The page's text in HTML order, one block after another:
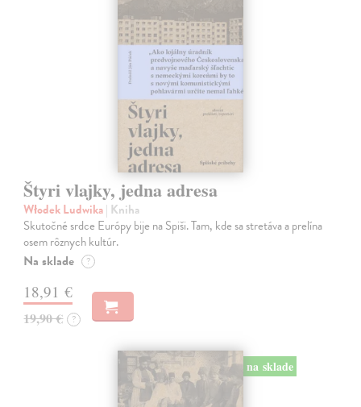
Štyri vlajky, jedna adresa
Włodek Ludwika| Kniha
Skutočné srdce Európy bije na Spiši. Tam, kde sa stretáva a prelína
osem rôznych kultúr.
Na sklade ?
18,91 €
19,90 € ?
na sklade